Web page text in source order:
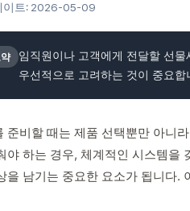
이트: 2026-05-09
임직원이나 고객에게 전달할 선
우선적으로 고려하는 것이 중요합
준비할 때는 제품 선택뿐만 아니
야 하는 경우, 체계적인 시스템을
을 남기는 중요한 요소가 됩니다.